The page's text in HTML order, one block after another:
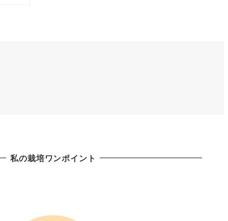
私の栽培ワンポイント